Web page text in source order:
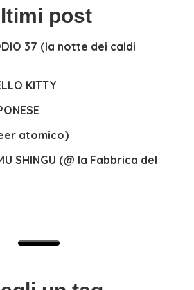
post
37 (la notte dei caldi
KITTY
atomico)
SHINGU (@ la Fabbrica del